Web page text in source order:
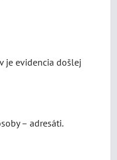
je evidencia došlej
– adresáti.